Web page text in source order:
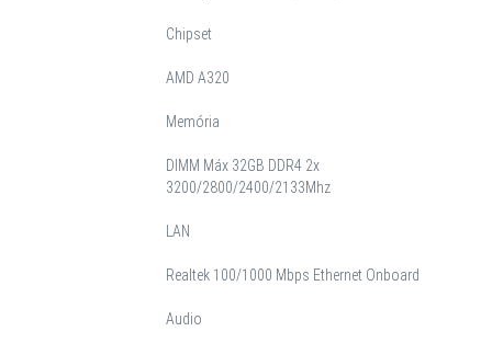
Chipset
AMD A320
Memória
DIMM Máx 32GB DDR4 2x
3200/2800/2400/2133Mhz
LAN
Realtek 100/1000 Mbps Ethernet Onboard
Audio